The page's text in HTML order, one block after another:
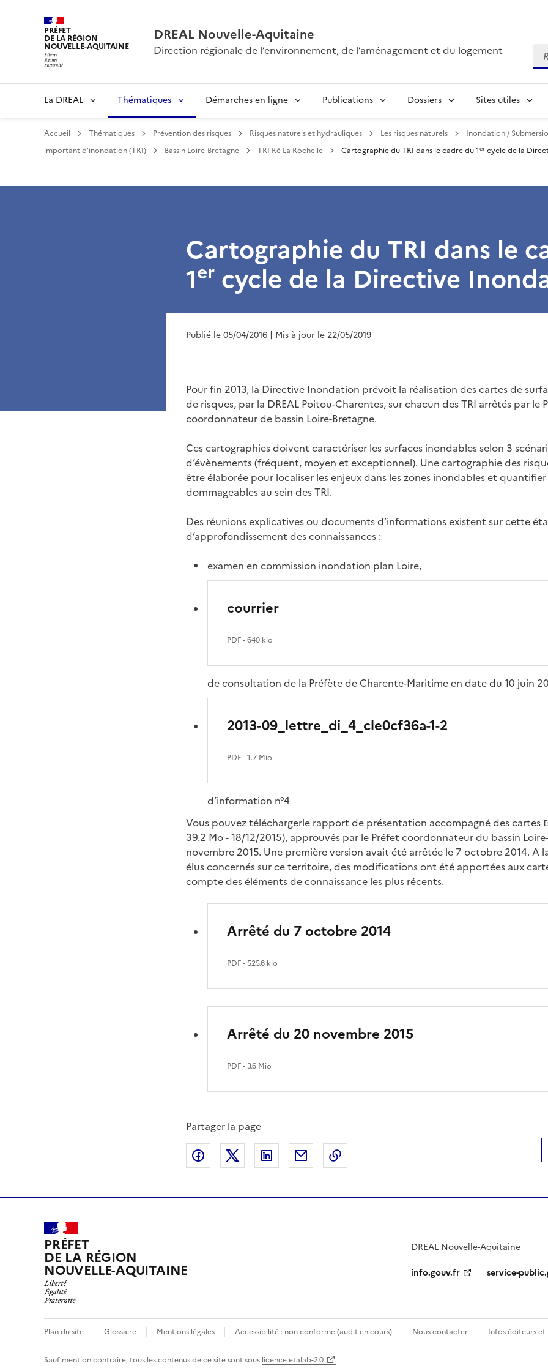
PRÉFET
DE LA RÉGION
NOUVELLE-AQUITAINE
DREAL Nouvelle-Aquitaine
Direction régionale de l’environnement, de l’aménagement et du logement
La DREAL Thématiques Démarches en ligne Publications Dossiers Sites utiles
Accueil Thématiques Prévention des risques Risques naturels et hydrauliques Les risques naturels
Inondation /
important d’inondation (TRI)
Bassin Loire-Bretagne TRI Ré La Rochelle Cartographie du TRI dans le cadre du 1er cycle de la
Cartographie du TRI dans le
1er cycle de la Directive
Publié le 05/04/2016 | Mis à jour le 22/05/2019
Pour fin 2013, la Directive Inondation prévoit la réalisation des cartes de
de risques, par la DREAL Poitou-Charentes, sur chacun des TRI arrêtés par le
coordonnateur de bassin Loire-Bretagne.
Ces cartographies doivent caractériser les surfaces inondables selon 3
d’évènements (fréquent, moyen et exceptionnel). Une cartographie des
être élaborée pour localiser les enjeux dans les zones inondables et
dommageables au sein des TRI.
Des réunions explicatives ou documents d’informations existent sur cette
d’approfondissement des connaissances :
examen en commission inondation plan Loire,
courrier
PDF- 640 kio
de consultation de la Préfète de Charente-Maritime en date du 10 juin
2013-09_lettre_di_4_cle0cf36a-1-2
PDF- 1.7 Mio
d’information n°4
Vous pouvez téléchargerle rapport de présentation accompagné des cartes
39.2 Mo - 18/12/2015), approuvés par le Préfet coordonnateur du bassin
novembre 2015. Une première version avait été arrêtée le 7 octobre 2014. A
élus concernés sur ce territoire, des modifications ont été apportées aux
compte des éléments de connaissance les plus récents.
Arrêté du 7 octobre 2014
PDF- 525.6 kio
Arrêté du 20 novembre 2015
PDF- 3.6 Mio
Partager la page
Partager sur Facebook
Partager sur XPartager sur LinkedIn
Partager par email
PRÉFET
DE LA RÉGION
NOUVELLE-AQUITAINE
DREAL Nouvelle-Aquitaine
info.gouv.fr
service-
Plan du site Glossaire Mentions légales Accessibilité : non conforme (audit en cours) Nous contacter Infos éditeurs et
Sauf mention contraire, tous les contenus de ce site sont sous licence etalab-2.0